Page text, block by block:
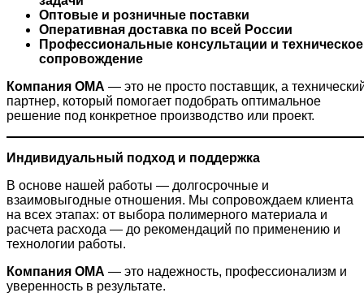
Оптовые и розничные поставки
Оперативная доставка по всей России
Профессиональные консультации и техническое
сопровождение
Компания ОМА — это не просто поставщик, а
партнер, который помогает подобрать оптимальное
решение под конкретное производство или проект.
Индивидуальный подход и поддержка
В основе нашей работы — долгосрочные и
взаимовыгодные отношения. Мы сопровождаем клиента
на всех этапах: от выбора полимерного материала и
расчета расхода — до рекомендаций по применению и
технологии работы.
Компания ОМА — это надежность, профессионализм и
уверенность в результате.